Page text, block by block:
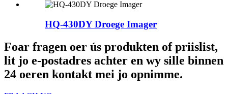
HQ-430DY Droege Imager
Foar fragen oer ús produkten of priislist,
lit jo e-postadres achter en wy sille binnen
24 oeren kontakt mei jo opnimme.